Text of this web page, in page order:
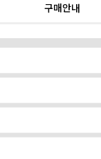
구매안내